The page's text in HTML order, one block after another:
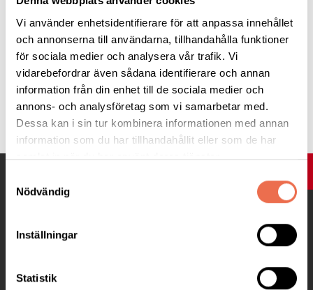
Vi använder enhetsidentifierare för att anpassa innehållet
och annonserna till användarna, tillhandahålla funktioner
för sociala medier och analysera vår trafik. Vi
vidarebefordrar även sådana identifierare och annan
information från din enhet till de sociala medier och
annons- och analysföretag som vi samarbetar med.
Dessa kan i sin tur kombinera informationen med annan
information som du har tillhandahållit eller som de har
samlat in när du har använt deras tjänster.
Nödvändig
Inställningar
Statistik
Tipsa